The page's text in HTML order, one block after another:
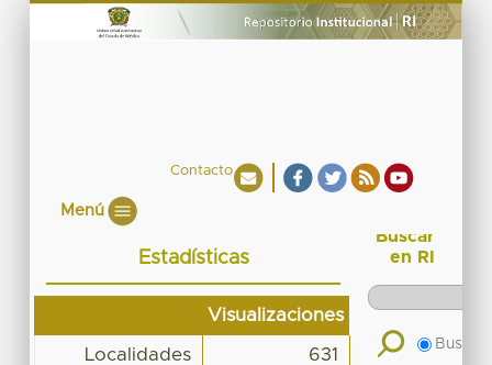
Contacto
Menú
Estadísticas
Visualizaciones
Localidades
631
Buscar
en RI
Buscar